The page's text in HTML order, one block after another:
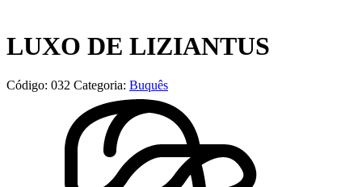
LUXO DE LIZIANTUS
Código: 032 Categoria: Buquês